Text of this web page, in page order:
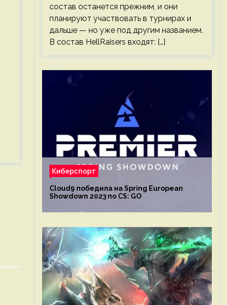
состав останется прежним, и они
планируют участвовать в турнирах и
дальше — но уже под другим названием.
В состав HellRaisers входят: […]
Киберспорт
Cloud9 победила на Spring European
Showdown 2023 по CS: GO